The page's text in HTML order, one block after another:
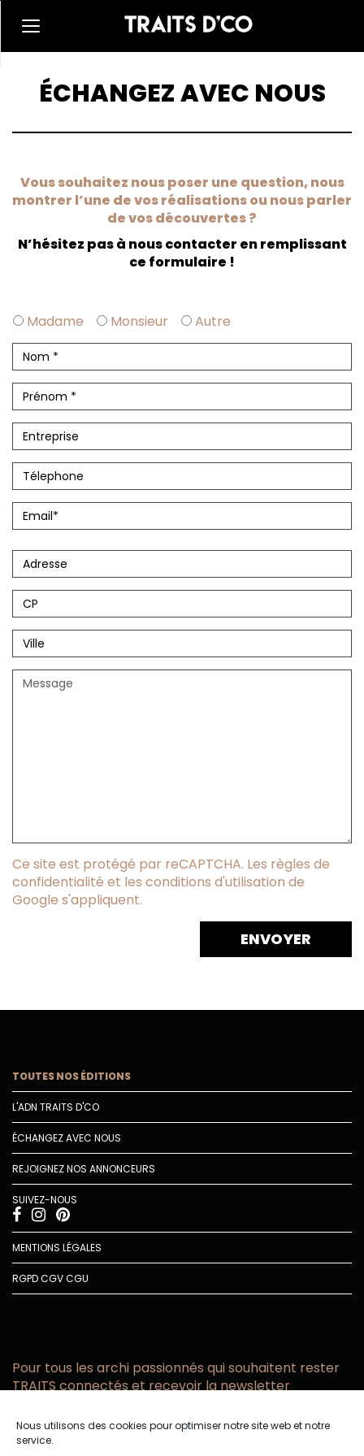
Nous utilisons des cookies pour optimiser notre site web et notre
service.
ÉCHANGEZ AVEC NOUS
Vous souhaitez nous poser une question, nous
montrer l’une de vos réalisations ou nous parler
de vos découvertes ?
N’hésitez pas à nous contacter en remplissant
ce formulaire !
Madame Monsieur Autre
Ce site est protégé par reCAPTCHA. Les règles de
confidentialité et les conditions d'utilisation de
Google s'appliquent.
TOUTES NOS ÉDITIONS
L'ADN TRAITS D'CO
ÉCHANGEZ AVEC NOUS
REJOIGNEZ NOS ANNONCEURS
SUIVEZ-NOUS
MENTIONS LÉGALES
RGPDCGVCGU
Pour tous les archi passionnés qui souhaitent rester
TRAITS connectés et recevoir la newsletter
email